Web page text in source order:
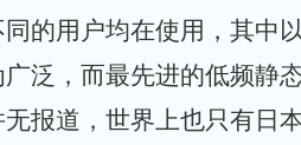
的用户均在使用，其中
泛，而最先进的低频静
报道，世界上也只有日